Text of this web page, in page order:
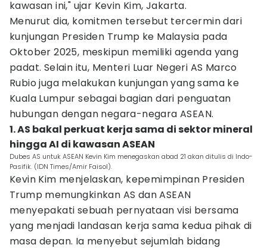
kawasan ini," ujar Kevin Kim, Jakarta.
Menurut dia, komitmen tersebut tercermin dari
kunjungan Presiden Trump ke Malaysia pada
Oktober 2025, meskipun memiliki agenda yang
padat. Selain itu, Menteri Luar Negeri AS Marco
Rubio juga melakukan kunjungan yang sama ke
Kuala Lumpur sebagai bagian dari penguatan
hubungan dengan negara-negara ASEAN.
1. AS bakal perkuat kerja sama di sektor mineral
hingga AI di kawasan ASEAN
Dubes AS untuk ASEAN Kevin Kim menegaskan abad 21 akan ditulis di Indo-
Pasifik. (IDN Times/Amir Faisol).
Kevin Kim menjelaskan, kepemimpinan Presiden
Trump memungkinkan AS dan ASEAN
menyepakati sebuah pernyataan visi bersama
yang menjadi landasan kerja sama kedua pihak di
masa depan. Ia menyebut sejumlah bidang